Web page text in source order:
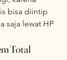
bisa diintip
saja lewat HP
Total